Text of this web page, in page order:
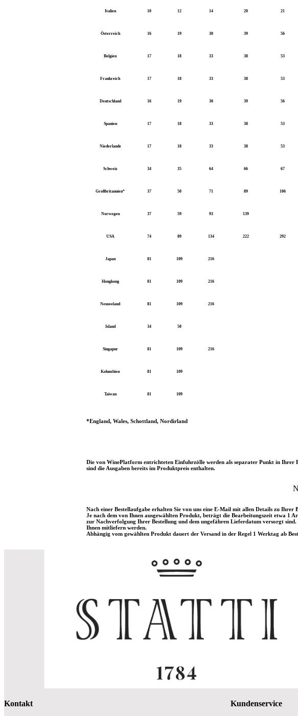
Italien 10 12 14 20 21
Österreich 16 19 30 39 56
Belgien 17 18 33 38 53
Frankreich 17 18 33 38 53
Deutschland 16 19 30 39 56
Spanien 17 18 33 38 53
Niederlande 17 18 33 38 53
Schweiz 34 35 64 66 67
Großbritannien* 37 50 71 89 106
Norwegen 37 59 93 139
USA 74 89 134 222 292
Japan 81 109 216
Hongkong 81 109 216
Neuseeland 81 109 216
Island 34 50
Singapur 81 109 216
Kolumbien 81 109
Taiwan 81 109
*England, Wales, Schottland, Nordirland
Die von WinePlatform entrichteten Einfuhrzölle werden als separater Punkt in Ihrer
sind die Ausgaben bereits im Produktpreis enthalten.
Nach einer Bestellaufgabe erhalten Sie von uns eine E-Mail mit allen Details zu
Je nach dem von Ihnen ausgewählten Produkt, beträgt die Bearbeitungszeit etwa 1
zur Nachverfolgung Ihrer Bestellung und dem ungefähren Lieferdatum versorgt
Ihnen mitliefern werden.
Abhängig vom gewählten Produkt dauert der Versand in der Regel 1 Werktag ab
Kontakt
Kundenservice